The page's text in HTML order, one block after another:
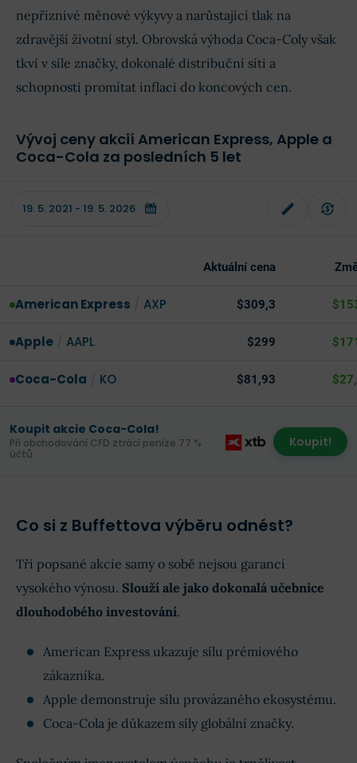
nepříznivé měnové výkyvy a narůstající tlak na
zdravější životní styl. Obrovská výhoda Coca-Coly však
tkví v síle značky, dokonalé distribuční síti a
schopnosti promítat inflaci do koncových cen.
Vývoj ceny akcií American Express, Apple a
Coca-Cola za posledních 5 let
Aktuální cena
American Express AXP $309,3
Apple AAPL $299
Coca-Cola KO $81,93
Koupit akcie Coca-Cola!
Při obchodování CFD ztrácí peníze 77 %
účtů.
Koupit!
Co si z Buffettova výběru odnést?
Tři popsané akcie samy o sobě nejsou garancí
vysokého výnosu. Slouží ale jako dokonalá učebnice
dlouhodobého investování.
American Express ukazuje sílu prémiového
zákazníka.
Apple demonstruje sílu provázaného ekosystému.
Coca-Cola je důkazem síly globální značky.